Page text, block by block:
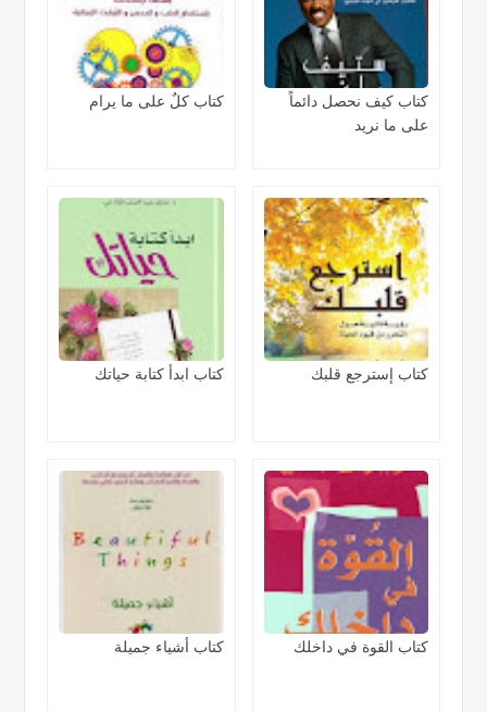
كتاب كيف نحصل دائماً
على ما نريد
كتاب كلٌ على ما يرام
كتاب إسترجع قلبك كتاب ابدأ كتابة حياتك
كتاب القوة في داخلك كتاب أشياء جميلة